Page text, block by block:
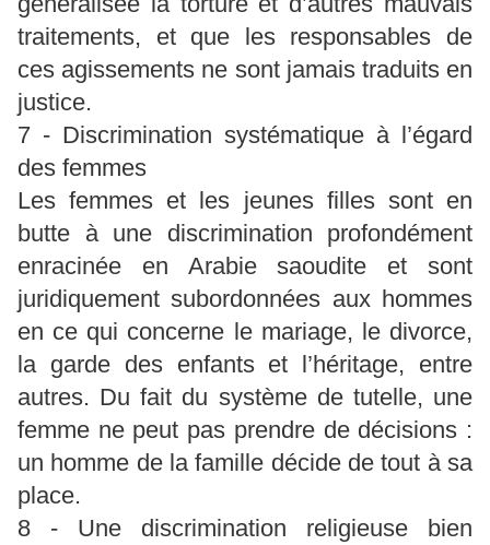
traitements, et que les responsables de
ces agissements ne sont jamais traduits en
justice.
7 - Discrimination systématique à l’égard
des femmes
Les femmes et les jeunes filles sont en
butte à une discrimination profondément
enracinée en Arabie saoudite et sont
juridiquement subordonnées aux hommes
en ce qui concerne le mariage, le divorce,
la garde des enfants et l’héritage, entre
autres. Du fait du système de tutelle, une
femme ne peut pas prendre de décisions :
un homme de la famille décide de tout à sa
place.
8 - Une discrimination religieuse bien